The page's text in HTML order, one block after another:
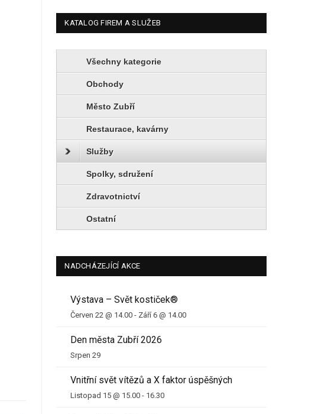
KATALOG FIREM A SLUŽEB
Všechny kategorie
Obchody
Město Zubří
Restaurace, kavárny
Služby
Spolky, sdružení
Zdravotnictví
Ostatní
NADCHÁZEJÍCÍ AKCE
Výstava – Svět kostiček®
Červen 22 @ 14.00 - Září 6 @ 14.00
Den města Zubří 2026
Srpen 29
Vnitřní svět vítězů a X faktor úspěšných
Listopad 15 @ 15.00 - 16.30